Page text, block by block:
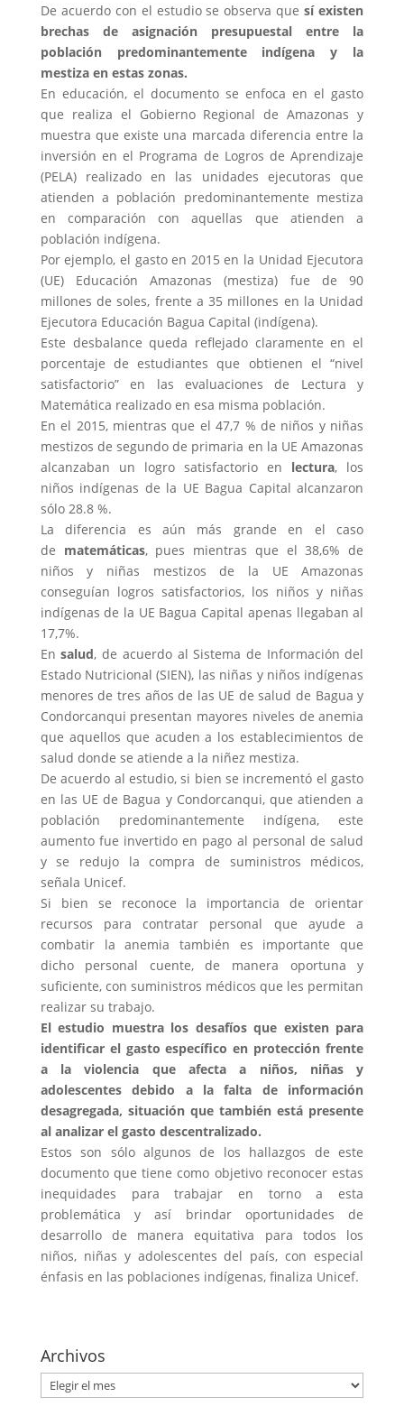
De acuerdo con el estudio se observa que sí existen
brechas de asignación presupuestal entre la
población predominantemente indígena y la
mestiza en estas zonas.
En educación, el documento se enfoca en el gasto
que realiza el Gobierno Regional de Amazonas y
muestra que existe una marcada diferencia entre la
inversión en el Programa de Logros de Aprendizaje
(PELA) realizado en las unidades ejecutoras que
atienden a población predominantemente mestiza
en comparación con aquellas que atienden a
población indígena.
Por ejemplo, el gasto en 2015 en la Unidad Ejecutora
(UE) Educación Amazonas (mestiza) fue de 90
millones de soles, frente a 35 millones en la Unidad
Ejecutora Educación Bagua Capital (indígena).
Este desbalance queda reflejado claramente en el
porcentaje de estudiantes que obtienen el “nivel
satisfactorio” en las evaluaciones de Lectura y
Matemática realizado en esa misma población.
En el 2015, mientras que el 47,7 % de niños y niñas
mestizos de segundo de primaria en la UE Amazonas
alcanzaban un logro satisfactorio en lectura, los
niños indígenas de la UE Bagua Capital alcanzaron
sólo 28.8 %.
La diferencia es aún más grande en el caso
de matemáticas, pues mientras que el 38,6% de
niños y niñas mestizos de la UE Amazonas
conseguían logros satisfactorios, los niños y niñas
indígenas de la UE Bagua Capital apenas llegaban al
17,7%.
Ensalud, de acuerdo al Sistema de Información del
Estado Nutricional (SIEN), las niñas y niños indígenas
menores de tres años de las UE de salud de Bagua y
Condorcanqui presentan mayores niveles de anemia
que aquellos que acuden a los establecimientos de
salud donde se atiende a la niñez mestiza.
De acuerdo al estudio, si bien se incrementó el gasto
en las UE de Bagua y Condorcanqui, que atienden a
población predominantemente indígena, este
aumento fue invertido en pago al personal de salud
y se redujo la compra de suministros médicos,
señala Unicef.
Si bien se reconoce la importancia de orientar
recursos para contratar personal que ayude a
combatir la anemia también es importante que
dicho personal cuente, de manera oportuna y
suficiente, con suministros médicos que les permitan
realizar su trabajo.
El estudio muestra los desafíos que existen para
identificar el gasto específico en protección frente
a la violencia que afecta a niños, niñas y
adolescentes debido a la falta de información
desagregada, situación que también está presente
al analizar el gasto descentralizado.
Estos son sólo algunos de los hallazgos de este
documento que tiene como objetivo reconocer estas
inequidades para trabajar en torno a esta
problemática y así brindar oportunidades de
desarrollo de manera equitativa para todos los
niños, niñas y adolescentes del país, con especial
énfasis en las poblaciones indígenas, finaliza Unicef.
Archivos
Archivos